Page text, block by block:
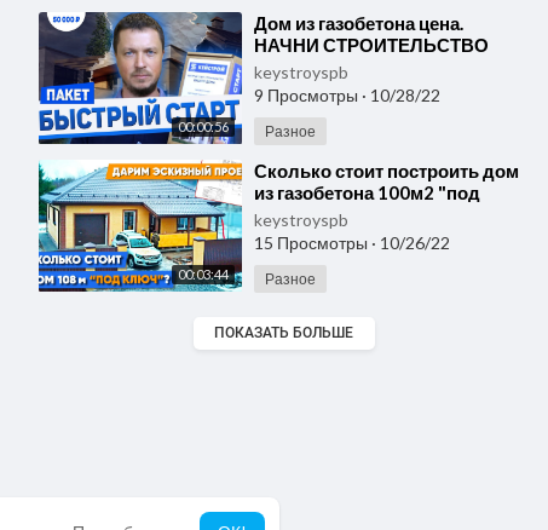
00:00:56
⁣Дом из газобетона цена.
НАЧНИ СТРОИТЕЛЬСТВО
ДОМА ЗА 50 000 РУБЛЕЙ!
УНИКАЛЬНЫЙ НАБОР
"БЫСТРЫЙ СТ
keystroyspb
9 Просмотры · 10/28/22
Разное
00:03:44
⁣Сколько стоит построить дом
из газобетона 100м2 "под
ключ"? Стоимость
одноэтажного дома 9н
keystroyspb
15 Просмотры · 10/26/22
Разное
ПОКАЗАТЬ БОЛЬШЕ